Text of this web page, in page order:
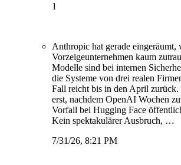
1
Anthropic hat gerade eingeräumt,
Vorzeigeunternehmen kaum
Modelle sind bei internen
die Systeme von drei realen
Fall reicht bis in den April zurück.
erst, nachdem OpenAI Wochen
Vorfall bei Hugging Face
Kein spektakulärer Ausbruch, …
7/31/26, 8:21 PM